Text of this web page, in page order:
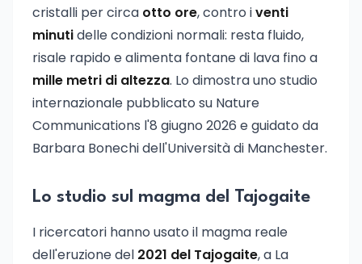
cristalli per circa otto ore, contro iventi
minutidelle condizioni normali: resta fluido,
risale rapido e alimenta fontane di lava fino a
mille metri di altezza. Lo dimostra uno studio
internazionale pubblicato su Nature
Communications l'8 giugno 2026 e guidato da
Barbara Bonechi dell'Università di Manchester.
Lo studio sul magma del Tajogaite
I ricercatori hanno usato il magma reale
dell'eruzione del 2021 del Tajogaite, a La